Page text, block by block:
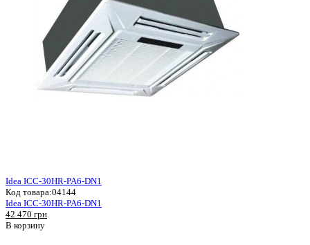
Idea ICC-30HR-PA6-DN1
Код товара:04144
Idea ICC-30HR-PA6-DN1
42 470 грн
В корзину